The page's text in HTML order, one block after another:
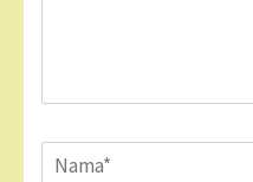
Name*